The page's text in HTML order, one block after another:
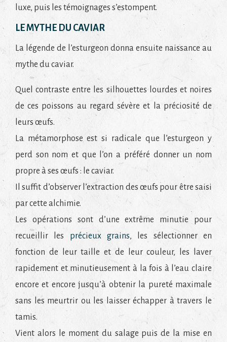
luxe, puis les témoignages s’estompent.
LE MYTHE DU CAVIAR
La légende de l’esturgeon donna ensuite naissance au
mythe du caviar.
Quel contraste entre les silhouettes lourdes et noires
de ces poissons au regard sévère et la préciosité de
leurs œufs.
La métamorphose est si radicale que l’esturgeon y
perd son nom et que l’on a préféré donner un nom
propre à ses œufs : le caviar.
Il suffit d’observer l’extraction des œufs pour être saisi
par cette alchimie.
Les opérations sont d’une extrême minutie pour
recueillir les précieux grains, les sélectionner en
fonction de leur taille et de leur couleur, les laver
rapidement et minutieusement à la fois à l’eau claire
encore et encore jusqu’à obtenir la pureté maximale
sans les meurtrir ou les laisser échapper à travers le
tamis.
Vient alors le moment du salage puis de la mise en